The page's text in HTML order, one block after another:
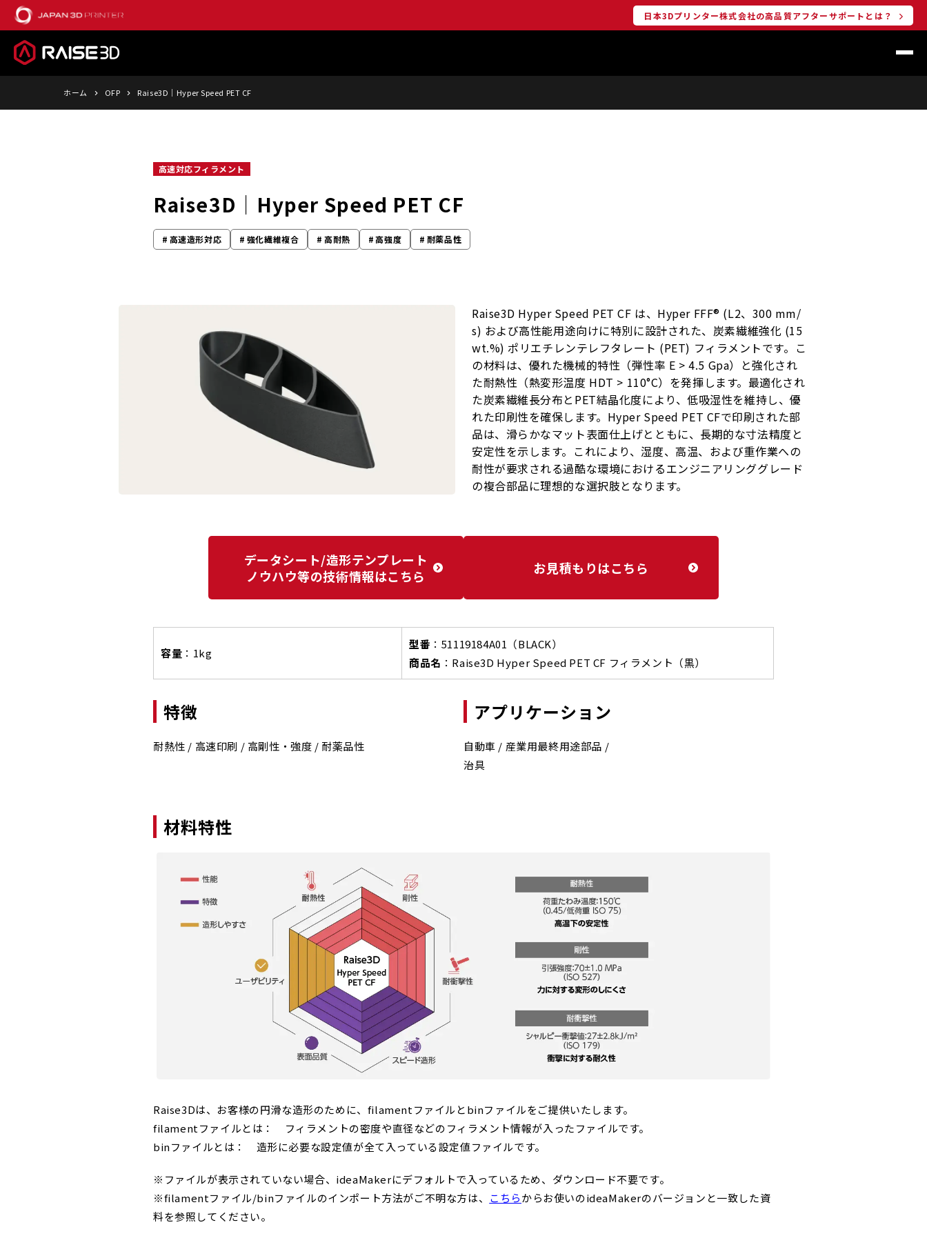
日本3Dプリンター株式会社の高品質アフターサポートとは？
ホーム OFP Raise3D│Hyper Speed PET CF
高速対応フィラメント
Raise3D│Hyper Speed PET CF
高速造形対応 強化繊維複合 高耐熱 高強度 耐薬品性
Raise3D Hyper Speed PET CF は、Hyper FFF® (L2、300 mm/
s) および高性能用途向けに特別に設計された、炭素繊維強化 (15
wt.%) ポリエチレンテレフタレート (PET) フィラメントです。こ
の材料は、優れた機械的特性（弾性率 E > 4.5 Gpa）と強化され
た耐熱性（熱変形温度 HDT > 110°C）を発揮します。最適化され
た炭素繊維長分布とPET結晶化度により、低吸湿性を維持し、優
れた印刷性を確保します。Hyper Speed PET CFで印刷された部
品は、滑らかなマット表面仕上げとともに、長期的な寸法精度と
安定性を示します。これにより、湿度、高温、および重作業への
耐性が要求される過酷な環境におけるエンジニアリンググレード
の複合部品に理想的な選択肢となります。
データシート/造形テンプレート
ノウハウ等の技術情報はこちら
お見積もりはこちら
容量 ：1kg
型番 ： 51119184A01（BLACK）
商品名 ： Raise3D Hyper Speed PET CF フィラメント（黒）
特徴
耐熱性 / 高速印刷 / 高剛性・強度 / 耐薬品性
アプリケーション
自動車 / 産業用最終用途部品 /
治具
材料特性
Raise3Dは、お客様の円滑な造形のために、filamentファイルとbinファイルをご提供いたします。
filamentファイルとは： フィラメントの密度や直径などのフィラメント情報が入ったファイルです。
binファイルとは： 造形に必要な設定値が全て入っている設定値ファイルです。
※ファイルが表示されていない場合、ideaMakerにデフォルトで入っているため、ダウンロード不要です。
※filamentファイル/binファイルのインポート方法がご不明な方は、 こちらからお使いのideaMakerのバージョンと一致した資
料を参照してください。